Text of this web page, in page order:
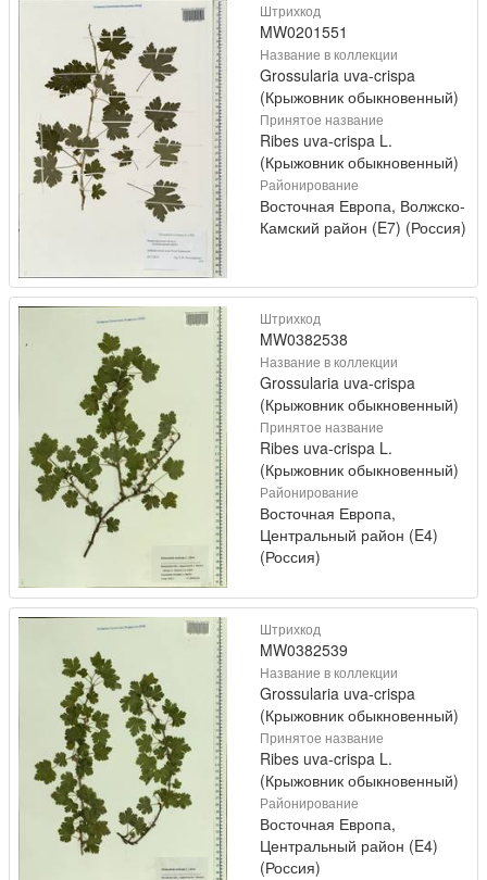
Штрихкод
MW0201551
Название в коллекции
Grossularia uva-crispa
(Крыжовник обыкновенный)
Принятое название
Ribes uva-crispa L.
(Крыжовник обыкновенный)
Районирование
Восточная Европа, Волжско-
Камский район (E7) (Россия)
Штрихкод
MW0382538
Название в коллекции
Grossularia uva-crispa
(Крыжовник обыкновенный)
Принятое название
Ribes uva-crispa L.
(Крыжовник обыкновенный)
Районирование
Восточная Европа,
Центральный район (E4)
(Россия)
Штрихкод
MW0382539
Название в коллекции
Grossularia uva-crispa
(Крыжовник обыкновенный)
Принятое название
Ribes uva-crispa L.
(Крыжовник обыкновенный)
Районирование
Восточная Европа,
Центральный район (E4)
(Россия)